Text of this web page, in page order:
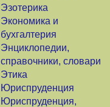
Эзотерика
Экономика и
бухгалтерия
Энциклопедии,
справочники, словари
Этика
Юриспруденция
Юриспруденция,